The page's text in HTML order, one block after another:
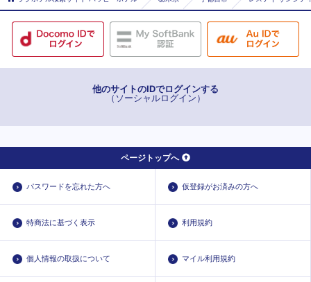
他のサイトのIDでログインする
（ソーシャルログイン）
ページトップへ
パスワードを忘れた方へ 仮登録がお済みの方へ
特商法に基づく表示 利用規約
個人情報の取扱について マイル利用規約